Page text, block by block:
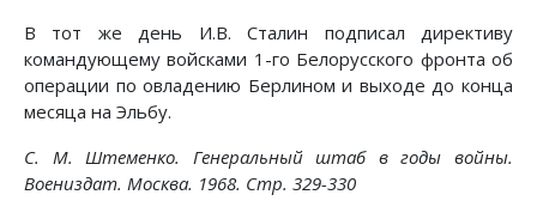
В тот же день И.В. Сталин подписал директиву
командующему войсками 1-го Белорусского фронта об
операции по овладению Берлином и выходе до конца
месяца на Эльбу.
С. М. Штеменко. Генеральный штаб в годы войны.
Воениздат. Москва. 1968. Стр. 329-330